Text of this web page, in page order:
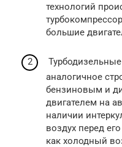
технологий
большие
аналогичное
бензиновым и
двигателем на
наличии
воздух перед
как холодный